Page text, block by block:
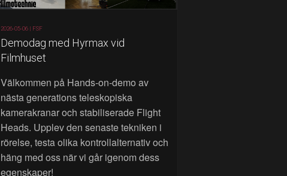
2026-05-06 | FSF
Demodag med Hyrmax vid
Filmhuset
Välkommen på Hands‑on‑demo av
nästa generations teleskopiska
kamerakranar och stabiliserade Flight
Heads. Upplev den senaste tekniken i
rörelse, testa olika kontrollalternativ och
häng med oss när vi går igenom dess
egenskaper!